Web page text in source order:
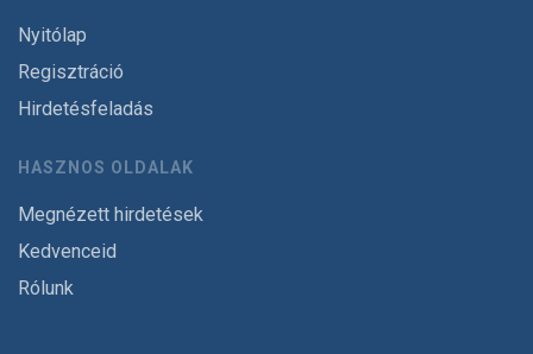
Nyitólap
Regisztráció
Hirdetésfeladás
HASZNOS OLDALAK
Megnézett hirdetések
Kedvenceid
Rólunk